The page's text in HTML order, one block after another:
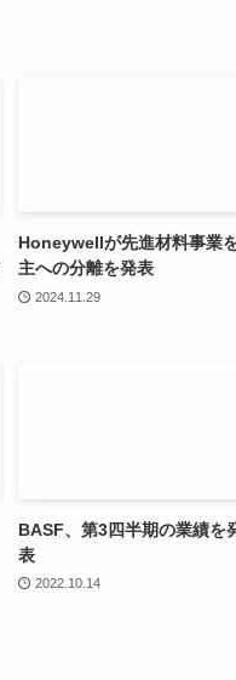
Honeywellが先進材料事業
主への分離を発表
2024.11.29
BASF、第3四半期の業績を
表
2022.10.14